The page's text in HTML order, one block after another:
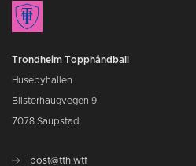
Trondheim Topphåndball
Husebyhallen
Blisterhaugvegen 9
7078 Saupstad
post@tth.wtf